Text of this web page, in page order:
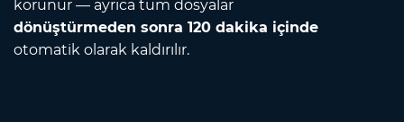
korunur — ayrıca tüm dosyalar
dönüştürmeden sonra 120 dakika içinde
otomatik olarak kaldırılır.